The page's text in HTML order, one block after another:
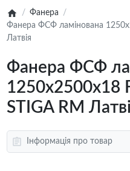
Фанера
Фанера ФСФ ламінована
Латвія
Фанера ФСФ
1250х2500х18
STIGA RM
Інформація про товар